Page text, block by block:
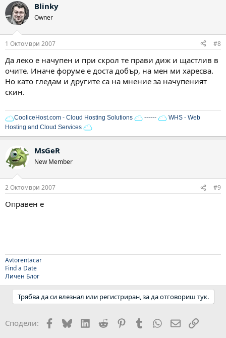
Blinky
Owner
1 Октомври 2007 #8
Да леко е начупен и при скрол те прави диж и щастлив в
очите. Иначе форуме е доста добър, на мен ми харесва.
Но като гледам и другите са на мнение за начупеният
скин.
CooliceHost.com - Cloud Hosting Solutions ------
WHS - Web
Hosting and Cloud Services
MsGeR
New Member
2 Октомври 2007 #9
Оправен е
Avtorentacar
Find a Date
Личен Блог
Трябва да си влезнал или регистриран, за да отговориш тук.
Сподели: Facebook
BlueskyLinkedIn
Reddit PinterestTumblr WhatsApp
EmailLink